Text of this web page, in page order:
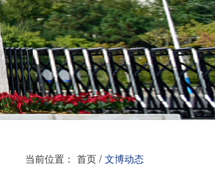
当前位置： 首页 / 文博动态